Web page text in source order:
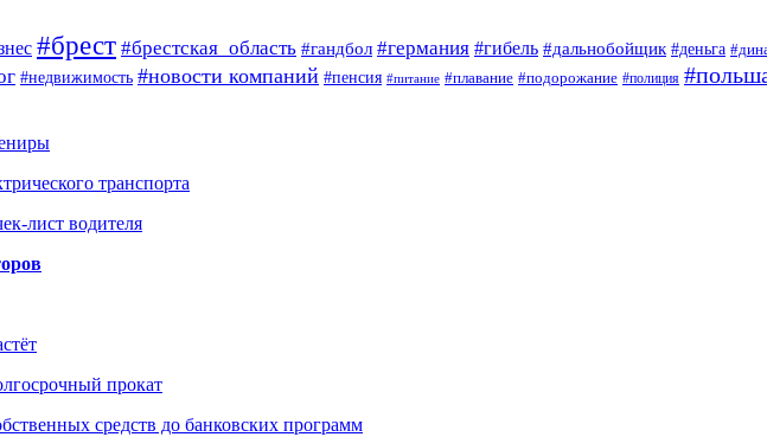
#брест #брестская_область #гандбол #германия #гибель #дальнобойщик #деньга
#недвижимость #новости компаний #пенсия #питание #плавание #подорожание #полиция
транспорта
лист водителя
прокат
средств до банковских программ